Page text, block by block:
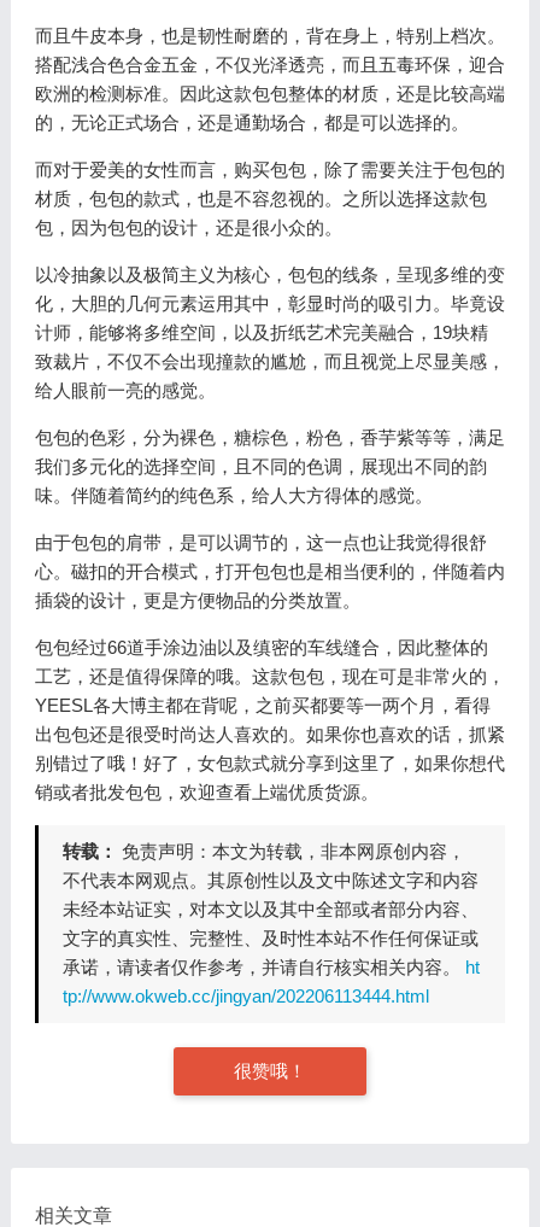
而且牛皮本身，也是韧性耐磨的，背在身上，特别上档次。
搭配浅合色合金五金，不仅光泽透亮，而且五毒环保，迎合
欧洲的检测标准。因此这款包包整体的材质，还是比较高端
的，无论正式场合，还是通勤场合，都是可以选择的。
而对于爱美的女性而言，购买包包，除了需要关注于包包的
材质，包包的款式，也是不容忽视的。之所以选择这款包
包，因为包包的设计，还是很小众的。
以冷抽象以及极简主义为核心，包包的线条，呈现多维的变
化，大胆的几何元素运用其中，彰显时尚的吸引力。毕竟设
计师，能够将多维空间，以及折纸艺术完美融合，19块精
致裁片，不仅不会出现撞款的尴尬，而且视觉上尽显美感，
给人眼前一亮的感觉。
包包的色彩，分为裸色，糖棕色，粉色，香芋紫等等，满足
我们多元化的选择空间，且不同的色调，展现出不同的韵
味。伴随着简约的纯色系，给人大方得体的感觉。
由于包包的肩带，是可以调节的，这一点也让我觉得很舒
心。磁扣的开合模式，打开包包也是相当便利的，伴随着内
插袋的设计，更是方便物品的分类放置。
包包经过66道手涂边油以及缜密的车线缝合，因此整体的
工艺，还是值得保障的哦。这款包包，现在可是非常火的，
YEESL各大博主都在背呢，之前买都要等一两个月，看得
出包包还是很受时尚达人喜欢的。如果你也喜欢的话，抓紧
别错过了哦！好了，女包款式就分享到这里了，如果你想代
销或者批发包包，欢迎查看上端优质货源。
转载： 免责声明：本文为转载，非本网原创内容，
不代表本网观点。其原创性以及文中陈述文字和内容
未经本站证实，对本文以及其中全部或者部分内容、
文字的真实性、完整性、及时性本站不作任何保证或
承诺，请读者仅作参考，并请自行核实相关内容。 ht
tp://www.okweb.cc/jingyan/202206113444.html
很赞哦！
相关文章